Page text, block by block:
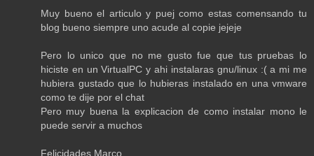
Muy bueno el articulo y puej como estas comensando tu
blog bueno siempre uno acude al copie jejeje
Pero lo unico que no me gusto fue que tus pruebas lo
hiciste en un VirtualPC y ahi instalaras gnu/linux :( a mi me
hubiera gustado que lo hubieras instalado en una vmware
como te dije por el chat
Pero muy buena la explicacion de como instalar mono le
puede servir a muchos
Felicidades Marco